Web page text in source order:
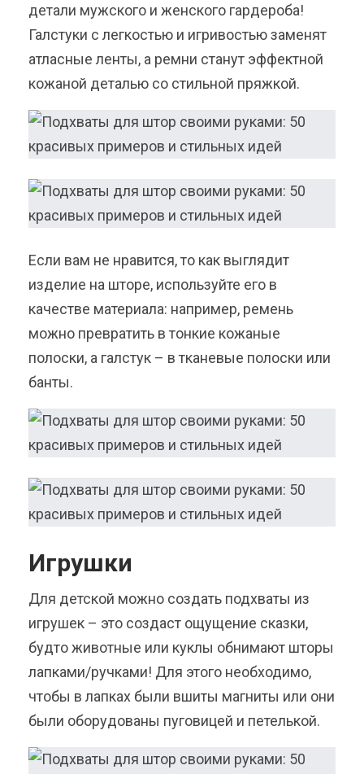
детали мужского и женского гардероба!
Галстуки с легкостью и игривостью заменят
атласные ленты, а ремни станут эффектной
кожаной деталью со стильной пряжкой.
Если вам не нравится, то как выглядит
изделие на шторе, используйте его в
качестве материала: например, ремень
можно превратить в тонкие кожаные
полоски, а галстук – в тканевые полоски или
банты.
Игрушки
Для детской можно создать подхваты из
игрушек – это создаст ощущение сказки,
будто животные или куклы обнимают шторы
лапками/ручками! Для этого необходимо,
чтобы в лапках были вшиты магниты или они
были оборудованы пуговицей и петелькой.